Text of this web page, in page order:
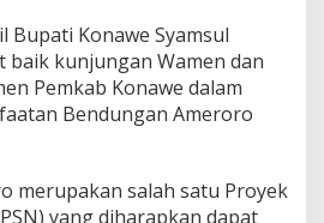
Bupati Konawe Syamsul
baik kunjungan Wamen dan
Pemkab Konawe dalam
Bendungan Ameroro
merupakan salah satu Proyek
yang diharapkan dapat